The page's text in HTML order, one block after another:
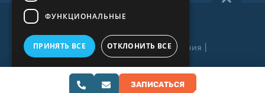
ЗАПИСАТЬСЯ
Все права защищены 2026, iVF Riga.
Политика приватности | Условия и положения
Видеонаблюдение
Разработка сайта:
ФУНКЦИОНАЛЬНЫЕ
ПРИНЯТЬ ВСЕ ОТКЛОНИТЬ ВСЕ
ПОДРОБНЕЕ